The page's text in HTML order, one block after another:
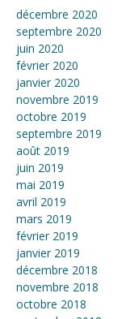
décembre 2020
septembre 2020
juin 2020
février 2020
janvier 2020
novembre 2019
octobre 2019
septembre 2019
août 2019
juin 2019
mai 2019
avril 2019
mars 2019
février 2019
janvier 2019
décembre 2018
novembre 2018
octobre 2018